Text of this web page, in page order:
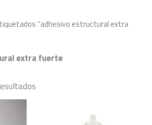
“adhesivo estructural extra
extra fuerte